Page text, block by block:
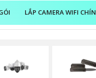
LẮP CAMERA WIFI